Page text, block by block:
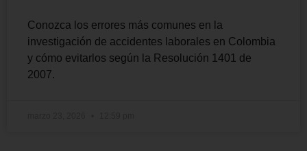
Conozca los errores más comunes en la
investigación de accidentes laborales en Colombia
y cómo evitarlos según la Resolución 1401 de
2007.